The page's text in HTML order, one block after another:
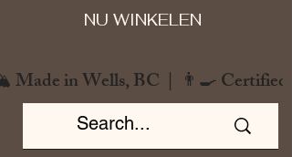
NU WINKELEN
in Wells, BC  |  👨‍🍳 Certified